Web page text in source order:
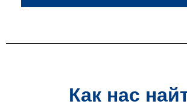
Как нас